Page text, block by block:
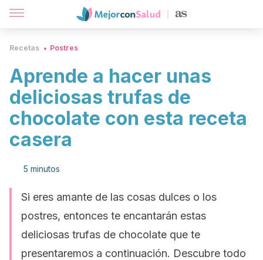
Recetas Postres
Aprende a hacer unas
deliciosas trufas de
chocolate con esta receta
casera
5 minutos
Si eres amante de las cosas dulces o los
postres, entonces te encantarán estas
deliciosas trufas de chocolate que te
presentaremos a continuación. Descubre todo